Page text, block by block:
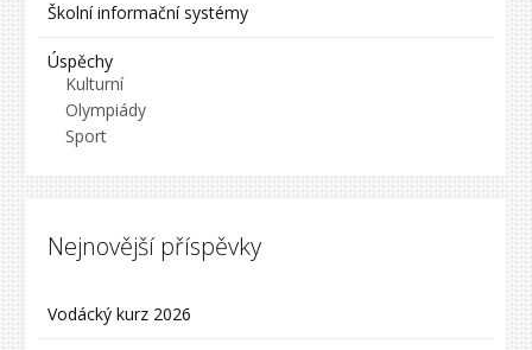
Školní informační systémy
Úspěchy
Kulturní
Olympiády
Sport
Nejnovější příspěvky
Vodácký kurz 2026